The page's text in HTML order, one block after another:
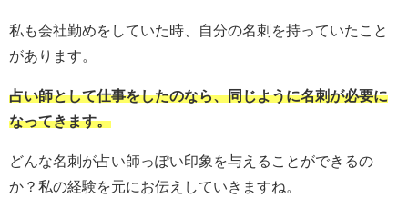
私も会社勤めをしていた時、自分の名刺を持っていたこと
があります。
占い師として仕事をしたのなら、同じように名刺が必要に
なってきます。
どんな名刺が占い師っぽい印象を与えることができるの
か？私の経験を元にお伝えしていきますね。